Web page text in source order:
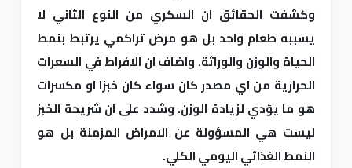
وكشفت الحقائق ان السكري من النوع الثاني لا
يسببه طعام واحد بل هو مرض تراكمي يرتبط بنمط
الحياة والوزن والوراثة. واضاف ان الافراط في السعرات
الحرارية من اي مصدر كان سواء كان خبزا او مكسرات
هو ما يؤدي لزيادة الوزن. وشدد على ان شريحة الخبز
ليست هي المسؤولة عن الامراض المزمنة بل هو
النمط الغذائي اليومي الكلي.